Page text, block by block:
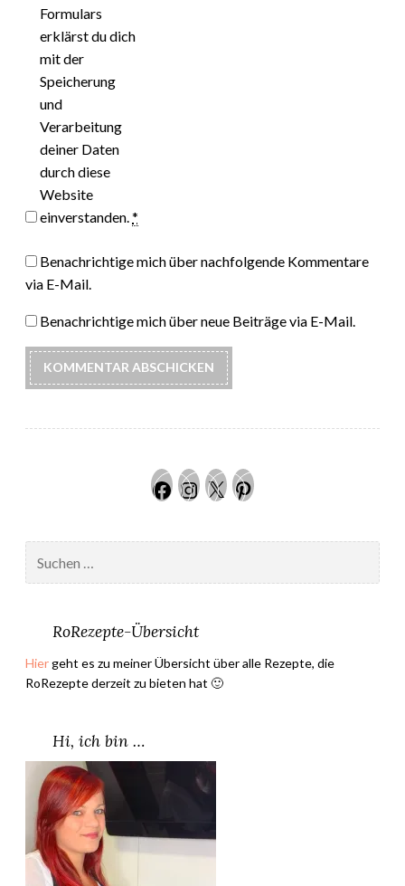
Formulars
erklärst du dich
mit der
Speicherung
und
Verarbeitung
deiner Daten
durch diese
Website
einverstanden. *
Benachrichtige mich über nachfolgende Kommentare
via E-Mail.
Benachrichtige mich über neue Beiträge via E-Mail.
Facebook
Instagram
Twitter
nach:
RoRezepte-Übersicht
Hiergeht es zu meiner Übersicht über alle Rezepte, die
RoRezepte derzeit zu bieten hat 🙂
Hi, ich bin …